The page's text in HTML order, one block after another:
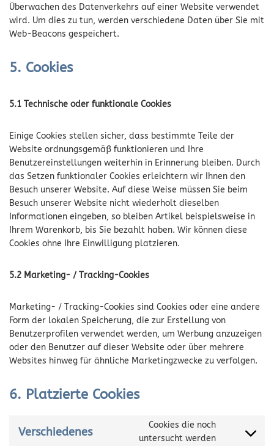
Überwachen des Datenverkehrs auf einer Website verwendet
wird. Um dies zu tun, werden verschiedene Daten über Sie mit
Web-Beacons gespeichert.
5. Cookies
5.1 Technische oder funktionale Cookies
Einige Cookies stellen sicher, dass bestimmte Teile der
Website ordnungsgemäß funktionieren und Ihre
Benutzereinstellungen weiterhin in Erinnerung bleiben. Durch
das Setzen funktionaler Cookies erleichtern wir Ihnen den
Besuch unserer Website. Auf diese Weise müssen Sie beim
Besuch unserer Website nicht wiederholt dieselben
Informationen eingeben, so bleiben Artikel beispielsweise in
Ihrem Warenkorb, bis Sie bezahlt haben. Wir können diese
Cookies ohne Ihre Einwilligung platzieren.
5.2 Marketing- / Tracking-Cookies
Marketing- / Tracking-Cookies sind Cookies oder eine andere
Form der lokalen Speicherung, die zur Erstellung von
Benutzerprofilen verwendet werden, um Werbung anzuzeigen
oder den Benutzer auf dieser Website oder über mehrere
Websites hinweg für ähnliche Marketingzwecke zu verfolgen.
6. Platzierte Cookies
Verschiedenes
Cookies die noch
untersucht werden